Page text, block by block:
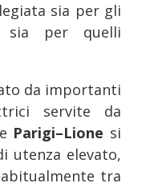
sia per gli
sia per quelli
da importanti
servite da
Parigi–Lione si
utenza elevato,
tra